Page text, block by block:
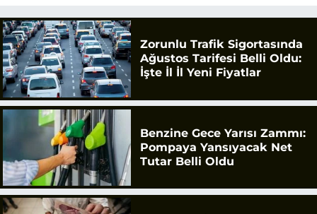
Zorunlu Trafik Sigortasında
Ağustos Tarifesi Belli Oldu:
İşte İl İl Yeni Fiyatlar
Benzine Gece Yarısı Zammı:
Pompaya Yansıyacak Net
Tutar Belli Oldu